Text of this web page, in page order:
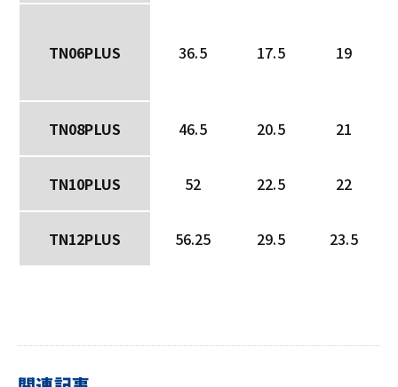
TN06PLUS 36.5 17.5 19
TN08PLUS 46.5 20.5 21
TN10PLUS 52 22.5 22
TN12PLUS 56.25 29.5 23.5